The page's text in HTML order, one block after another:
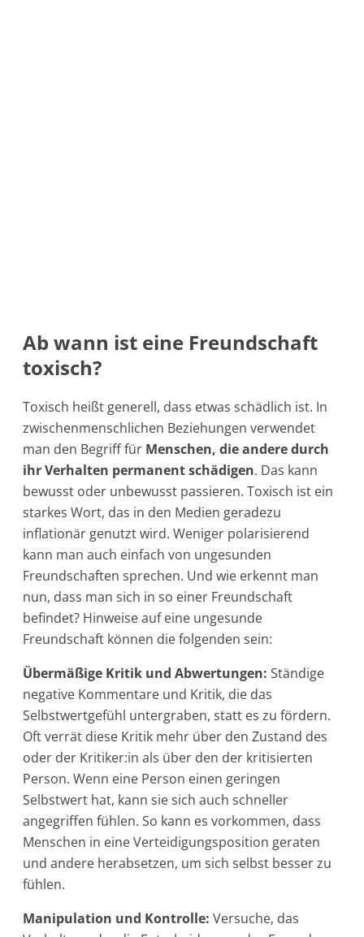
Ab wann ist eine Freundschaft
toxisch?
Toxisch heißt generell, dass etwas schädlich ist. In
zwischenmenschlichen Beziehungen verwendet
man den Begriff für Menschen, die andere durch
ihr Verhalten permanent schädigen. Das kann
bewusst oder unbewusst passieren. Toxisch ist ein
starkes Wort, das in den Medien geradezu
inflationär genutzt wird. Weniger polarisierend
kann man auch einfach von ungesunden
Freundschaften sprechen. Und wie erkennt man
nun, dass man sich in so einer Freundschaft
befindet? Hinweise auf eine ungesunde
Freundschaft können die folgenden sein:
Übermäßige Kritik und Abwertungen: Ständige
negative Kommentare und Kritik, die das
Selbstwertgefühl untergraben, statt es zu fördern.
Oft verrät diese Kritik mehr über den Zustand des
oder der Kritiker:in als über den der kritisierten
Person. Wenn eine Person einen geringen
Selbstwert hat, kann sie sich auch schneller
angegriffen fühlen. So kann es vorkommen, dass
Menschen in eine Verteidigungsposition geraten
und andere herabsetzen, um sich selbst besser zu
fühlen.
Manipulation und Kontrolle: Versuche, das